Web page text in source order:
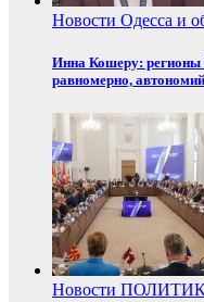
Новости Одесса и
Инна Кошеру:
равномерно,
Новости